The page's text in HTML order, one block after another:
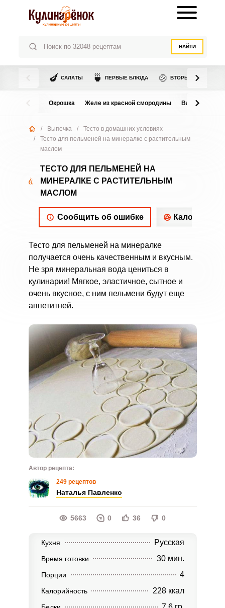
НАЙТИ
🍆 САЛАТЫ 🍵 ПЕРВЫЕ БЛЮДА 🍲 ВТОРЫЕ БЛЮДА
Окрошка Желе из красной смородины Варенье из
/ Выпечка /
Тесто в домашних условиях
/
Тесто для пельменей на минералке с растительным
маслом
ТЕСТО ДЛЯ ПЕЛЬМЕНЕЙ НА
МИНЕРАЛКЕ С РАСТИТЕЛЬНЫМ
МАСЛОМ
Сообщить об ошибке
Тесто для пельменей на минералке
получается очень качественным и вкусным.
Не зря минеральная вода цениться в
кулинарии! Мягкое, эластичное, сытное и
очень вкусное, с ним пельмени будут еще
аппетитней.
Автор рецепта:
249 рецептов
Наталья Павленко
5663 0 36 0
Кухня Русская
Время готовки 30 мин.
Порции 4
Калорийность 228 ккал